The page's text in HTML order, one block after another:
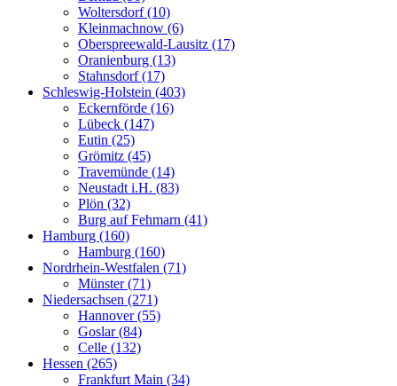
Woltersdorf (10)
Kleinmachnow (6)
Oberspreewald-Lausitz (17)
Oranienburg (13)
Stahnsdorf (17)
Schleswig-Holstein (403)
Eckernförde (16)
Lübeck (147)
Eutin (25)
Grömitz (45)
Travemünde (14)
Neustadt i.H. (83)
Plön (32)
Burg auf Fehmarn (41)
Hamburg (160)
Hamburg (160)
Nordrhein-Westfalen (71)
Münster (71)
Niedersachsen (271)
Hannover (55)
Goslar (84)
Celle (132)
Hessen (265)
Frankfurt Main (34)